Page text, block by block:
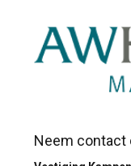
Neem contact